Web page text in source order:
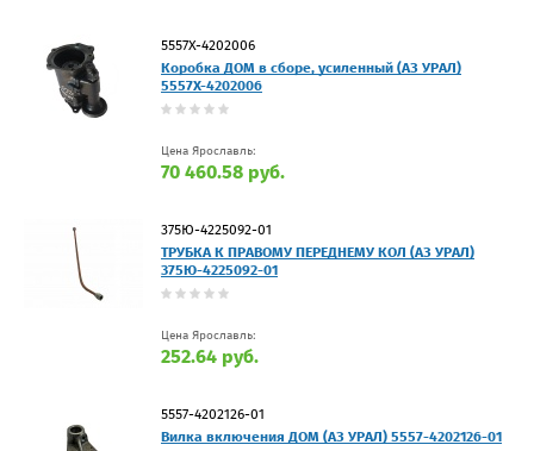
5557Х-4202006
Коробка ДОМ в сборе, усиленный (АЗ УРАЛ)
5557Х-4202006
Цена Ярославль:
70 460.58 руб.
375Ю-4225092-01
ТРУБКА К ПРАВОМУ ПЕРЕДНЕМУ КОЛ (АЗ УРАЛ)
375Ю-4225092-01
Цена Ярославль:
252.64 руб.
5557-4202126-01
Вилка включения ДОМ (АЗ УРАЛ) 5557-4202126-01